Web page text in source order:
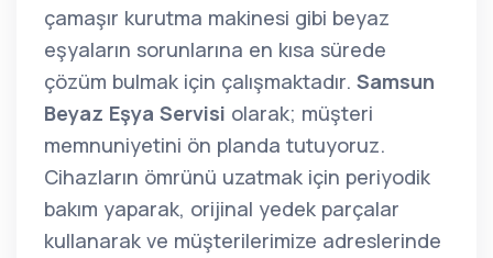
çamaşır kurutma makinesi gibi beyaz
eşyaların sorunlarına en kısa sürede
çözüm bulmak için çalışmaktadır. Samsun
Beyaz Eşya Servisi olarak; müşteri
memnuniyetini ön planda tutuyoruz.
Cihazların ömrünü uzatmak için periyodik
bakım yaparak, orijinal yedek parçalar
kullanarak ve müşterilerimize adreslerinde